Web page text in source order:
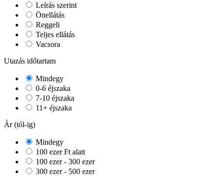
Leírás szerint
Önellátás
Reggeli
Teljes ellátás
Vacsora
Utazás időtartam
Mindegy
0-6 éjszaka
7-10 éjszaka
11+ éjszaka
Ár (tól-ig)
Mindegy
100 ezer Ft alatt
100 ezer - 300 ezer
300 ezer - 500 ezer